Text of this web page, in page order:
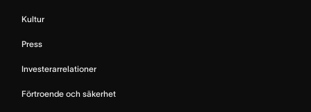
Kultur
Press
Investerarrelationer
Förtroende och säkerhet